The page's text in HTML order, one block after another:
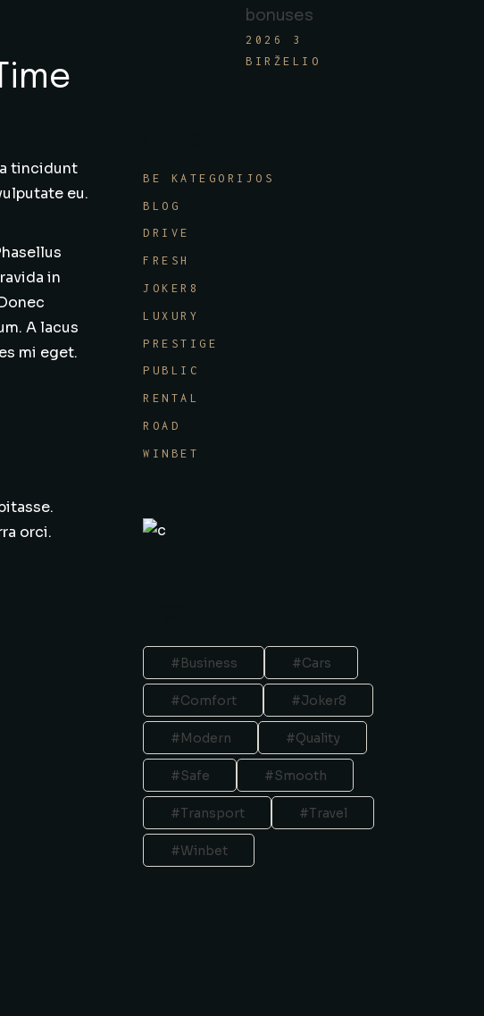
tincidunt
eu.
in
A lacus
mi eget.
orci.
bonuses
2026 3
BIRŽELIO
BE KATEGORIJOS
BLOG
DRIVE
FRESH
JOKER8
LUXURY
PRESTIGE
PUBLIC
RENTAL
ROAD
WINBET
Business Cars
Comfort Joker8
Modern Quality
Safe Smooth
Transport Travel
Winbet